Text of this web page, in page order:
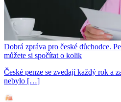
Dobrá zpráva pro české důchodce.
můžete si spočítat o kolik
České penze se zvedají každý rok a
nebylo […]